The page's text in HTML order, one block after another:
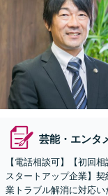
芸能・エンタ
【電話相談可】【初回
スタートアップ企業】
業トラブル解消に対応い